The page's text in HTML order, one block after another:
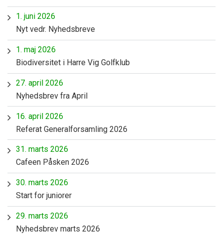
1. juni 2026
Nyt vedr. Nyhedsbreve
1. maj 2026
Biodiversitet i Harre Vig Golfklub
27. april 2026
Nyhedsbrev fra April
16. april 2026
Referat Generalforsamling 2026
31. marts 2026
Cafeen Påsken 2026
30. marts 2026
Start for juniorer
29. marts 2026
Nyhedsbrev marts 2026